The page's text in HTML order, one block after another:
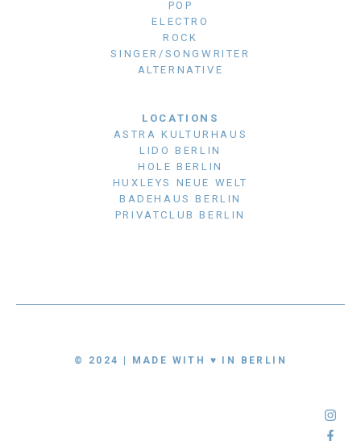
POP
ELECTRO
ROCK
SINGER/SONGWRITER
ALTERNATIVE
LOCATIONS
ASTRA KULTURHAUS
LIDO BERLIN
HOLE BERLIN
HUXLEYS NEUE WELT
BADEHAUS BERLIN
PRIVATCLUB BERLIN
© 2024 | MADE WITH ♥ IN BERLIN